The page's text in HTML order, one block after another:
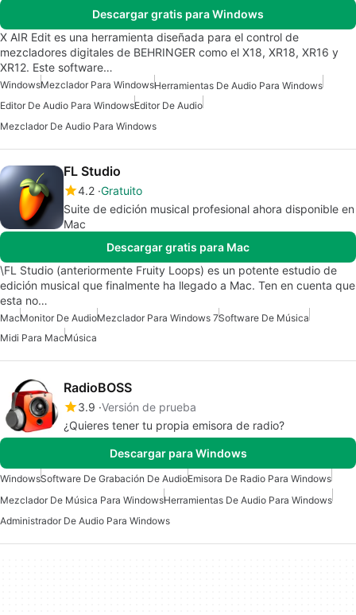
Descargar gratis para Windows
X AIR Edit es una herramienta diseñada para el control de
mezcladores digitales de BEHRINGER como el X18, XR18, XR16 y
XR12. Este software…
WindowsMezclador Para WindowsHerramientas De Audio Para Windows
Editor De Audio Para WindowsEditor De Audio
Mezclador De Audio Para Windows
FL Studio
4.2 Gratuito
Suite de edición musical profesional ahora disponible en
Mac
Descargar gratis para Mac
\FL Studio (anteriormente Fruity Loops) es un potente estudio de
edición musical que finalmente ha llegado a Mac. Ten en cuenta que
esta no…
MacMonitor De AudioMezclador Para Windows 7Software De Música
Midi Para MacMúsica
RadioBOSS
3.9 Versión de prueba
¿Quieres tener tu propia emisora de radio?
Descargar para Windows
WindowsSoftware De Grabación De AudioEmisora De Radio Para Windows
Mezclador De Música Para WindowsHerramientas De Audio Para Windows
Administrador De Audio Para Windows